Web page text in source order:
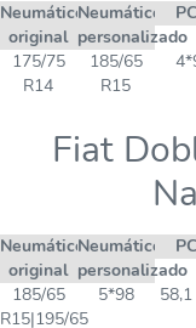
Neumático
original
Neumático
personalizado
175/75
R14
185/65
R15
Fiat
Neumático
original
Neumático
personalizado
185/65
R15|195/65
5*98